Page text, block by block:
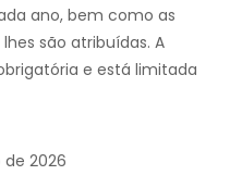
ano, bem como as
são atribuídas. A
e está limitada
2026